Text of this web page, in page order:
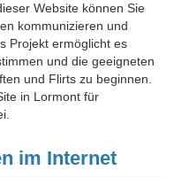
Website können Sie
kommunizieren und
Projekt ermöglicht es
und die geeigneten
und Flirts zu beginnen.
in Lormont für
im Internet